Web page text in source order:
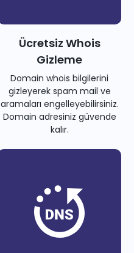
Ücretsiz Whois
Gizleme
Domain whois bilgilerini
gizleyerek spam mail ve
aramaları engelleyebilirsiniz.
Domain adresiniz güvende
kalır.